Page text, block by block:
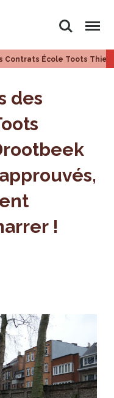
Rechercher
Menu
Contrats École Toots
des
!